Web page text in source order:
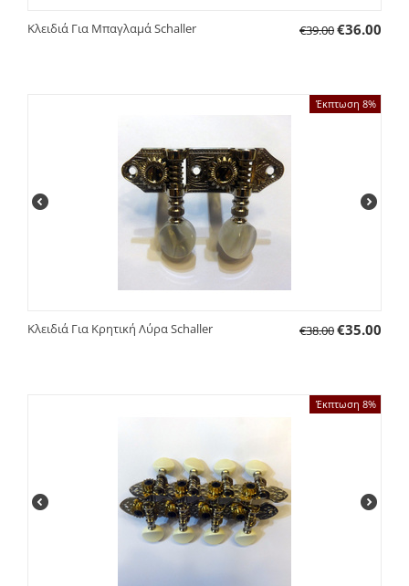
Κλειδιά Για Μπαγλαμά Schaller €39.00€36.00
Έκπτωση 8%
Κλειδιά Για Κρητική Λύρα Schaller €38.00€35.00
Έκπτωση 8%